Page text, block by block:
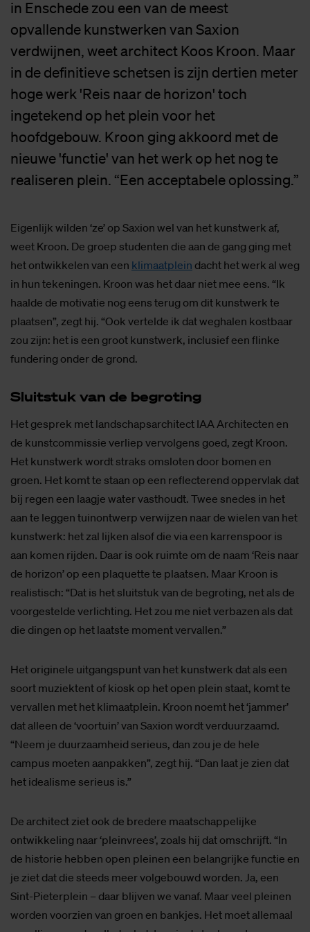
in Enschede zou een van de meest
opvallende kunstwerken van Saxion
verdwijnen, weet architect Koos Kroon. Maar
in de definitieve schetsen is zijn dertien meter
hoge werk 'Reis naar de horizon' toch
ingetekend op het plein voor het
hoofdgebouw. Kroon ging akkoord met de
nieuwe 'functie' van het werk op het nog te
realiseren plein. “Een acceptabele oplossing.”
Eigenlijk wilden ‘ze’ op Saxion wel van het kunstwerk af,
weet Kroon. De groep studenten die aan de gang ging met
het ontwikkelen van een klimaatplein dacht het werk al weg
in hun tekeningen. Kroon was het daar niet mee eens. “Ik
haalde de motivatie nog eens terug om dit kunstwerk te
plaatsen”, zegt hij. “Ook vertelde ik dat weghalen kostbaar
zou zijn: het is een groot kunstwerk, inclusief een flinke
fundering onder de grond.
Sluit­stuk van de be­gro­ting
Het gesprek met landschapsarchitect IAA Architecten en
de kunstcommissie verliep vervolgens goed, zegt Kroon.
Het kunstwerk wordt straks omsloten door bomen en
groen. Het komt te staan op een reflecterend oppervlak dat
bij regen een laagje water vasthoudt. Twee snedes in het
aan te leggen tuinontwerp verwijzen naar de wielen van het
kunstwerk: het zal lijken alsof die via een karrenspoor is
aan komen rijden. Daar is ook ruimte om de naam ‘Reis naar
de horizon’ op een plaquette te plaatsen. Maar Kroon is
realistisch: “Dat is het sluitstuk van de begroting, net als de
voorgestelde verlichting. Het zou me niet verbazen als dat
die dingen op het laatste moment vervallen.”
Het originele uitgangspunt van het kunstwerk dat als een
soort muziektent of kiosk op het open plein staat, komt te
vervallen met het klimaatplein. Kroon noemt het ‘jammer’
dat alleen de ‘voortuin’ van Saxion wordt verduurzaamd.
“Neem je duurzaamheid serieus, dan zou je de hele
campus moeten aanpakken”, zegt hij. “Dan laat je zien dat
het idealisme serieus is.”
De architect ziet ook de bredere maatschappelijke
ontwikkeling naar ‘pleinvrees’, zoals hij dat omschrijft. “In
de historie hebben open pleinen een belangrijke functie en
je ziet dat die steeds meer volgebouwd worden. Ja, een
Sint-Pieterplein – daar blijven we vanaf. Maar veel pleinen
worden voorzien van groen en bankjes. Het moet allemaal